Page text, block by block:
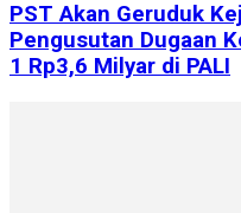
PST Akan Geruduk
Pengusutan Dugaan
1 Rp3,6 Milyar di PALI